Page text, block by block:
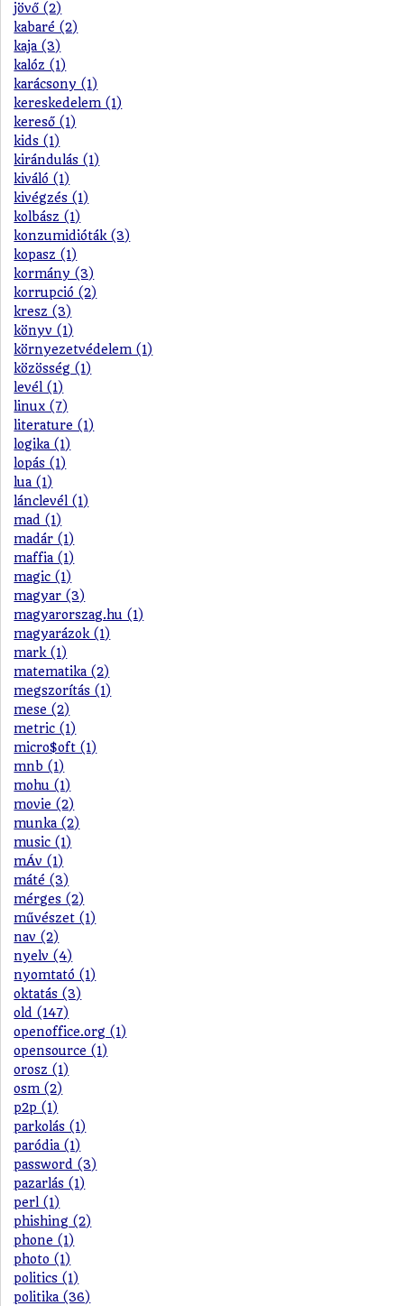
jövő (2)
kabaré (2)
kaja (3)
kalóz (1)
karácsony (1)
kereskedelem (1)
kereső (1)
kids (1)
kirándulás (1)
kiváló (1)
kivégzés (1)
kolbász (1)
konzumidióták (3)
kopasz (1)
kormány (3)
korrupció (2)
kresz (3)
könyv (1)
környezetvédelem (1)
közösség (1)
levél (1)
linux (7)
literature (1)
logika (1)
lopás (1)
lua (1)
lánclevél (1)
mad (1)
madár (1)
maffia (1)
magic (1)
magyar (3)
magyarorszag.hu (1)
magyarázok (1)
mark (1)
matematika (2)
megszorítás (1)
mese (2)
metric (1)
micro$oft (1)
mnb (1)
mohu (1)
movie (2)
munka (2)
music (1)
mÁv (1)
máté (3)
mérges (2)
művészet (1)
nav (2)
nyelv (4)
nyomtató (1)
oktatás (3)
old (147)
openoffice.org (1)
opensource (1)
orosz (1)
osm (2)
p2p (1)
parkolás (1)
paródia (1)
password (3)
pazarlás (1)
perl (1)
phishing (2)
phone (1)
photo (1)
politics (1)
politika (36)